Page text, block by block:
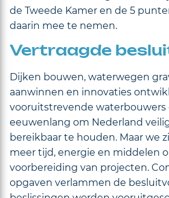
de Tweede Kamer en de 5
daarin mee te nemen.
Vertraagde
Dijken bouwen, waterwegen
aanwinnen en innovaties
vooruitstrevende waterbouwers
eeuwenlang om Nederland
bereikbaar te houden. Maar we
meer tijd, energie en middelen
voorbereiding van projecten.
opgaven verlammen de